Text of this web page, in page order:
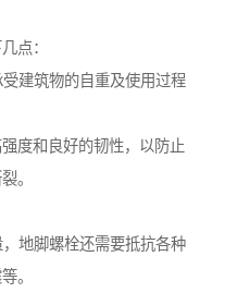
点：
建筑物的自重及使用过程
度和良好的韧性，以防止
。
地脚螺栓还需要抵抗各种
。